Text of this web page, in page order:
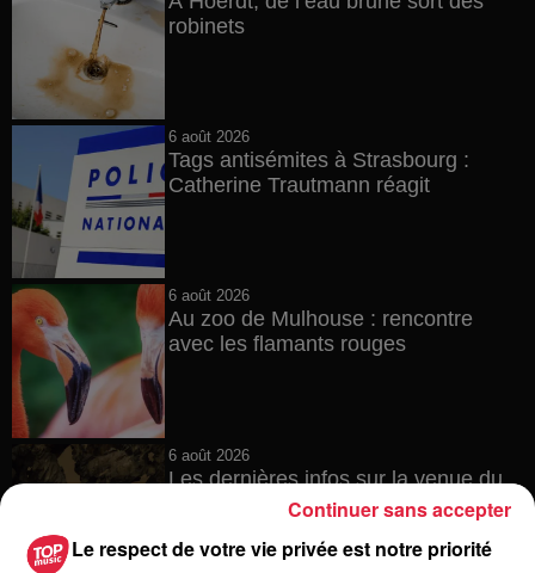
robinets
6 août 2026
Tags antisémites à Strasbourg :
Catherine Trautmann réagit
6 août 2026
Au zoo de Mulhouse : rencontre
avec les flamants rouges
6 août 2026
Les dernières infos sur la venue du
pape à Metz en septembre
Le respect de votre vie privée est notre priorité
Continuer sans accepter